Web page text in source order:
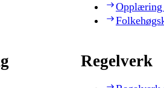
Opplæring
Regelverk